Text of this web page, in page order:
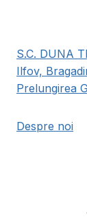
S.C. DUNA
Ilfov,
Prelungirea
Despre noi